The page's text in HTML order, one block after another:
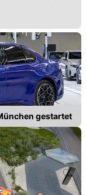
gestartet